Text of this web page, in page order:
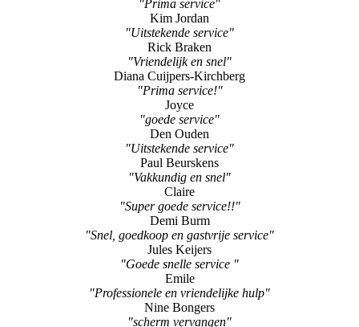
"Prima service"
Kim Jordan
"Uitstekende service"
Rick Braken
"Vriendelijk en snel"
Diana Cuijpers-Kirchberg
"Prima service!"
Joyce
"goede service"
Den Ouden
"Uitstekende service"
Paul Beurskens
"Vakkundig en snel"
Claire
"Super goede service!!"
Demi Burm
"Snel, goedkoop en gastvrije service"
Jules Keijers
"Goede snelle service "
Emile
"Professionele en vriendelijke hulp"
Nine Bongers
"scherm vervangen"